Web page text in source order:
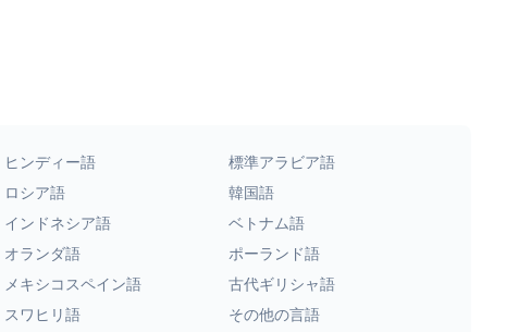
ヒンディー語
標準アラビア語
ロシア語
韓国語
インドネシア語
ベトナム語
オランダ語
ポーランド語
メキシコスペイン語
古代ギリシャ語
スワヒリ語 その他の言語